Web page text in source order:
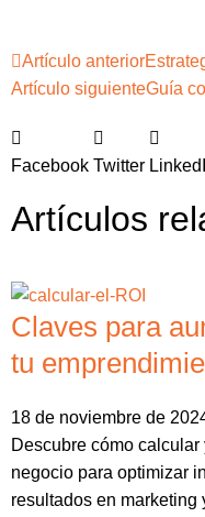
Artículo anterior
Artículo siguienteGuía
Facebook Twitter
Artículos
Claves para
tu
18 de noviembre de
Descubre cómo
negocio para optimizar
resultados en marketing